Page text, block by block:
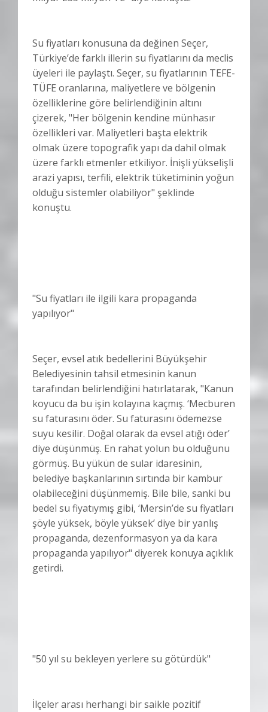
Su fiyatları konusuna da değinen Seçer,
Türkiye’de farklı illerin su fiyatlarını da meclis
üyeleri ile paylaştı. Seçer, su fiyatlarının TEFE-
TÜFE oranlarına, maliyetlere ve bölgenin
özelliklerine göre belirlendiğinin altını
çizerek, "Her bölgenin kendine münhasır
özellikleri var. Maliyetleri başta elektrik
olmak üzere topografik yapı da dahil olmak
üzere farklı etmenler etkiliyor. İnişli yükselişli
arazi yapısı, terfili, elektrik tüketiminin yoğun
olduğu sistemler olabiliyor" şeklinde
konuştu.
"Su fiyatları ile ilgili kara propaganda
yapılıyor"
Seçer, evsel atık bedellerini Büyükşehir
Belediyesinin tahsil etmesinin kanun
tarafından belirlendiğini hatırlatarak, "Kanun
koyucu da bu işin kolayına kaçmış. ‘Mecburen
su faturasını öder. Su faturasını ödemezse
suyu kesilir. Doğal olarak da evsel atığı öder’
diye düşünmüş. En rahat yolun bu olduğunu
görmüş. Bu yükün de sular idaresinin,
belediye başkanlarının sırtında bir kambur
olabileceğini düşünmemiş. Bile bile, sanki bu
bedel su fiyatıymış gibi, ‘Mersin’de su fiyatları
şöyle yüksek, böyle yüksek’ diye bir yanlış
propaganda, dezenformasyon ya da kara
propaganda yapılıyor" diyerek konuya açıklık
getirdi.
"50 yıl su bekleyen yerlere su götürdük"
İlçeler arası herhangi bir saikle pozitif